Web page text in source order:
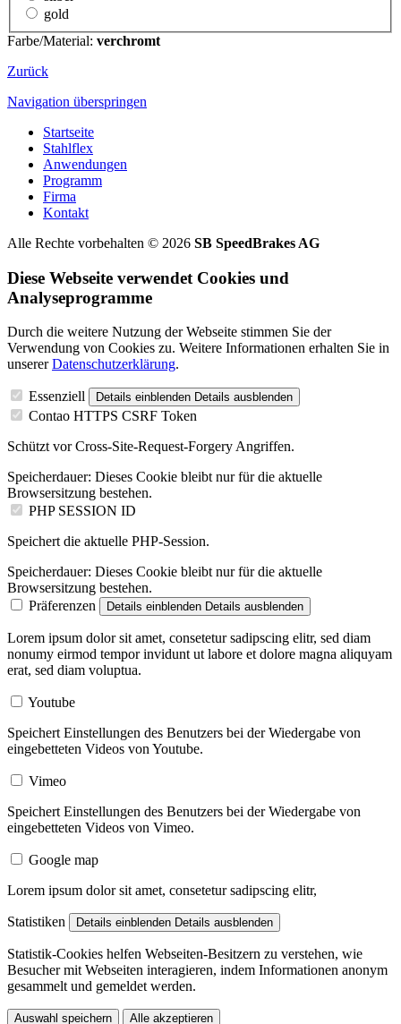
gold
Farbe/Material: verchromt
Zurück
Navigation überspringen
Startseite
Stahlflex
Anwendungen
Programm
Firma
Kontakt
Alle Rechte vorbehalten © 2026 SB SpeedBrakes AG
Diese Webseite verwendet Cookies und
Analyseprogramme
Durch die weitere Nutzung der Webseite stimmen Sie der
Verwendung von Cookies zu. Weitere Informationen erhalten Sie in
unsererDatenschutzerklärung.
Essenziell Details einblenden Details ausblenden
Contao HTTPS CSRF Token
Schützt vor Cross-Site-Request-Forgery Angriffen.
Speicherdauer: Dieses Cookie bleibt nur für die aktuelle
Browsersitzung bestehen.
PHP SESSION ID
Speichert die aktuelle PHP-Session.
Speicherdauer: Dieses Cookie bleibt nur für die aktuelle
Browsersitzung bestehen.
Präferenzen
Details einblenden Details ausblenden
Lorem ipsum dolor sit amet, consetetur sadipscing elitr, sed diam
nonumy eirmod tempor invidunt ut labore et dolore magna aliquyam
erat, sed diam voluptua.
Youtube
Speichert Einstellungen des Benutzers bei der Wiedergabe von
eingebetteten Videos von Youtube.
Vimeo
Speichert Einstellungen des Benutzers bei der Wiedergabe von
eingebetteten Videos von Vimeo.
Google map
Lorem ipsum dolor sit amet, consetetur sadipscing elitr,
Statistiken Details einblenden Details ausblenden
Statistik-Cookies helfen Webseiten-Besitzern zu verstehen, wie
Besucher mit Webseiten interagieren, indem Informationen anonym
gesammelt und gemeldet werden.
Auswahl speichern Alle akzeptieren